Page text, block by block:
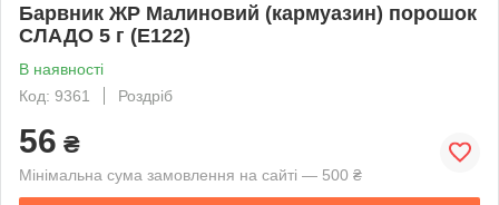
Барвник ЖР Малиновий (кармуазин) порошок
СЛАДО 5 г (Е122)
В наявності
Код: 9361
Роздріб
56 ₴
Мінімальна сума замовлення на сайті — 500 ₴